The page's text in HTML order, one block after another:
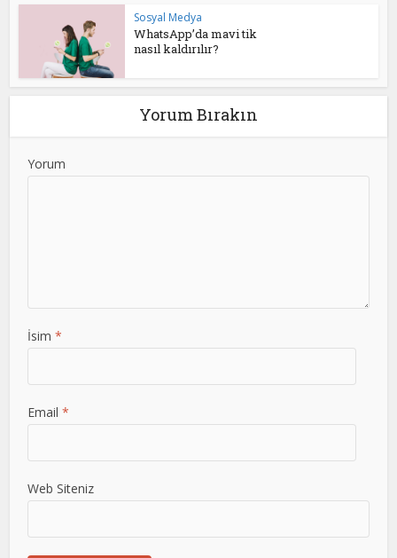
Sosyal Medya
WhatsApp’da mavi tik
nasıl kaldırılır?
Yorum Bırakın
Yorum
İsim *
Email *
Web Siteniz